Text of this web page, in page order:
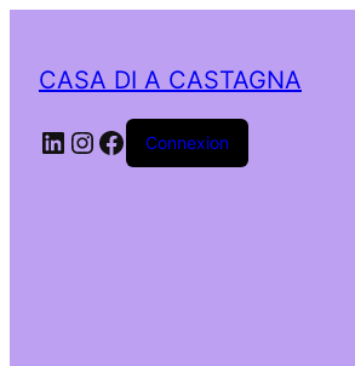
CASA DI A CASTAGNA
LinkedIn
Instagram
Facebook
Connexion